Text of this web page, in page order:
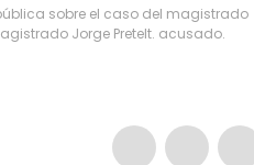
sobre el caso del magistrado
Jorge Pretelt. acusado.